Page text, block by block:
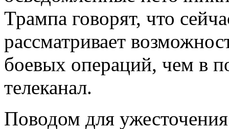
Трампа говорят, что
рассматривает
боевых операций, чем в
телеканал.
Поводом для